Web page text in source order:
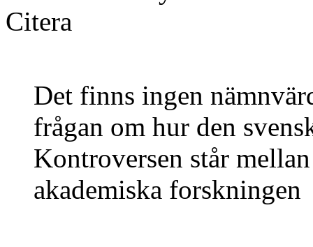
Citera
Det finns ingen
frågan om hur den
Kontroversen står
akademiska forskningen